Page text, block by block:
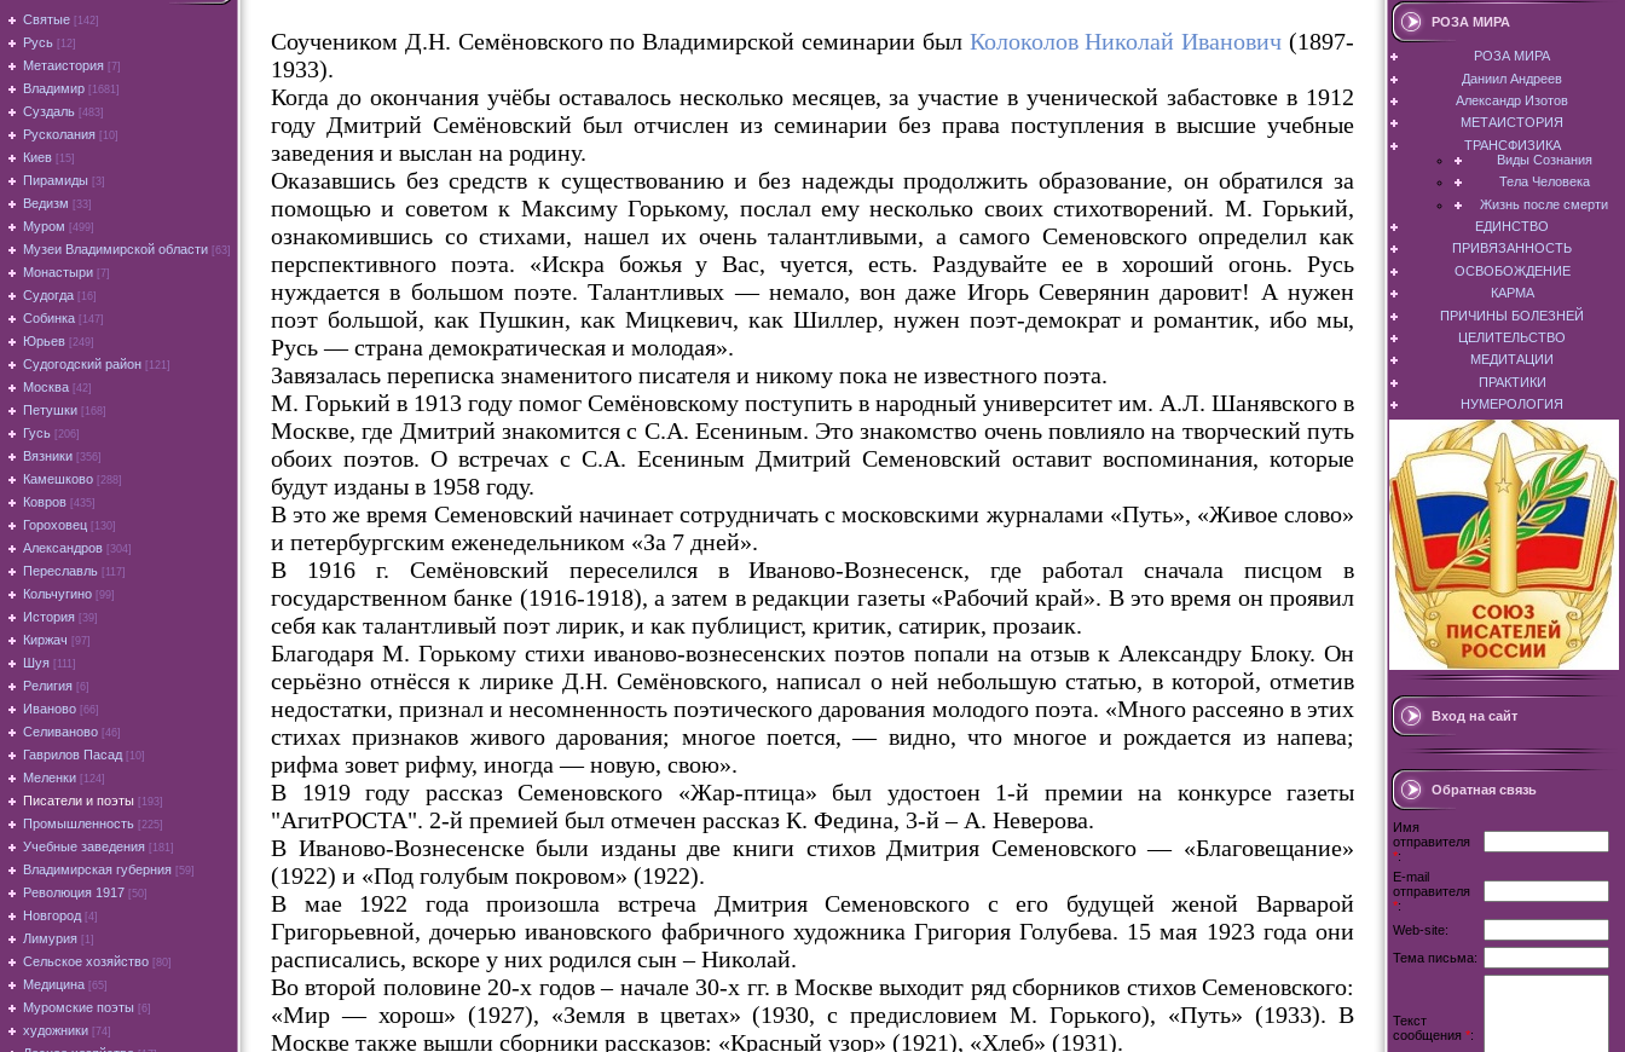
Святые [142]
Русь [12]
Метаистория [7]
Владимир [1681]
Суздаль [483]
Русколания [10]
Киев [15]
Пирамиды [3]
Ведизм [33]
Муром [499]
Музеи Владимирской области [63]
Монастыри [7]
Судогда [16]
Собинка [147]
Юрьев [249]
Судогодский район [121]
Москва [42]
Петушки [168]
Гусь [206]
Вязники [356]
Камешково [288]
Ковров [435]
Гороховец [130]
Александров [304]
Переславль [117]
Кольчугино [99]
История [39]
Киржач [97]
Шуя [111]
Религия [6]
Иваново [66]
Селиваново [46]
Гаврилов Пасад [10]
Меленки [124]
Писатели и поэты [193]
Промышленность [225]
Учебные заведения [181]
Владимирская губерния [59]
Революция 1917 [50]
Новгород [4]
Лимурия [1]
Сельское хозяйство [80]
Медицина [65]
Муромские поэты [6]
художники [74]
Соучеником Д.Н. Семёновского по Владимирской семинарии был Колоколов Николай Иванович (1897-
1933).
Когда до окончания учёбы оставалось несколько месяцев, за участие в ученической забастовке в 1912
году Дмитрий Семёновский был отчислен из семинарии без права поступления в высшие учебные
заведения и выслан на родину.
Оказавшись без средств к существованию и без надежды продолжить образование, он обратился за
помощью и советом к Максиму Горькому, послал ему несколько своих стихотворений. М. Горький,
ознакомившись со стихами, нашел их очень талантливыми, а самого Семеновского определил как
перспективного поэта. «Искра божья у Вас, чуется, есть. Раздувайте ее в хороший огонь. Русь
нуждается в большом поэте. Талантливых — немало, вон даже Игорь Северянин даровит! А нужен
поэт большой, как Пушкин, как Мицкевич, как Шиллер, нужен поэт-демократ и романтик, ибо мы,
Русь — страна демократическая и молодая».
Завязалась переписка знаменитого писателя и никому пока не известного поэта.
М. Горький в 1913 году помог Семёновскому поступить в народный университет им. А.Л. Шанявского в
Москве, где Дмитрий знакомится с С.А. Есениным. Это знакомство очень повлияло на творческий путь
обоих поэтов. О встречах с С.А. Есениным Дмитрий Семеновский оставит воспоминания, которые
будут изданы в 1958 году.
В это же время Семеновский начинает сотрудничать с московскими журналами «Путь», «Живое слово»
и петербургским еженедельником «За 7 дней».
В 1916 г. Семёновский переселился в Иваново-Вознесенск, где работал сначала писцом в
государственном банке (1916-1918), а затем в редакции газеты «Рабочий край». В это время он проявил
себя как талантливый поэт лирик, и как публицист, критик, сатирик, прозаик.
Благодаря М. Горькому стихи иваново-вознесенских поэтов попали на отзыв к Александру Блоку. Он
серьёзно отнёсся к лирике Д.Н. Семёновского, написал о ней небольшую статью, в которой, отметив
недостатки, признал и несомненность поэтического дарования молодого поэта. «Много рассеяно в этих
стихах признаков живого дарования; многое поется, — видно, что многое и рождается из напева;
рифма зовет рифму, иногда — новую, свою».
В 1919 году рассказ Семеновского «Жар-птица» был удостоен 1-й премии на конкурсе газеты
"АгитРОСТА". 2-й премией был отмечен рассказ К. Федина, 3-й – А. Неверова.
В Иваново-Вознесенске были изданы две книги стихов Дмитрия Семеновского — «Благовещание»
(1922) и «Под голубым покровом» (1922).
В мае 1922 года произошла встреча Дмитрия Семеновского с его будущей женой Варварой
Григорьевной, дочерью ивановского фабричного художника Григория Голубева. 15 мая 1923 года они
расписались, вскоре у них родился сын – Николай.
Во второй половине 20-х годов – начале 30-х гг. в Москве выходит ряд сборников стихов Семеновского:
«Мир — хорош» (1927), «Земля в цветах» (1930, с предисловием М. Горького), «Путь» (1933). В
Москве также вышли сборники рассказов: «Красный узор» (1921), «Хлеб» (1931).
РОЗА МИРА
РОЗА МИРА
Даниил Андреев
Александр Изотов
МЕТАИСТОРИЯ
ТРАНСФИЗИКА
Виды Сознания
Тела Человека
Жизнь после смерти
ЕДИНСТВО
ПРИВЯЗАННОСТЬ
ОСВОБОЖДЕНИЕ
КАРМА
ПРИЧИНЫ БОЛЕЗНЕЙ
ЦЕЛИТЕЛЬСТВО
МЕДИТАЦИИ
ПРАКТИКИ
НУМЕРОЛОГИЯ
Вход на сайт
Обратная связь
Имя
отправителя
*:
E-mail
отправителя
*:
Web-site:
Тема письма:
Текст
сообщения *: